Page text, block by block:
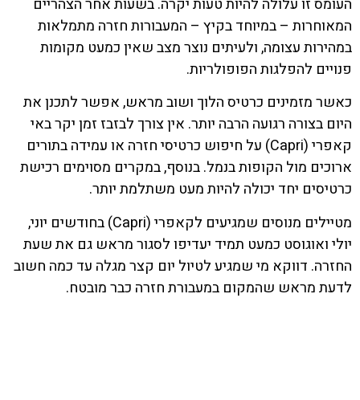
העומס זו עלולה להיות טעות יקרה. בשעות אחר הצהריים
המאוחרות – במיוחד בקיץ – המעבורות חזרה מתמלאות
במהירות עצומה, ולעיתים נוצר מצב שאין כמעט מקומות
פנויים להפלגות הפופולריות.
כאשר מזמינים כרטיס הלוך ושוב מראש, אפשר לתכנן את
היום בצורה רגועה הרבה יותר. אין צורך לבזבז זמן יקר באי
קאפרי (Capri) על חיפוש כרטיסי חזרה או עמידה בתורים
ארוכים מול הקופות בנמל. בנוסף, במקרים מסוימים רכישת
כרטיסים יחד יכולה להיות מעט משתלמת יותר.
מטיילים מנוסים שמגיעים לקאפרי (Capri) בחודשים יוני,
יולי ואוגוסט כמעט תמיד יעדיפו לסגור מראש גם את שעת
החזרה. דווקא מי שמגיע לטיול יום קצר מגלה עד כמה חשוב
לדעת מראש שהמקום במעבורת חזרה כבר מובטח.